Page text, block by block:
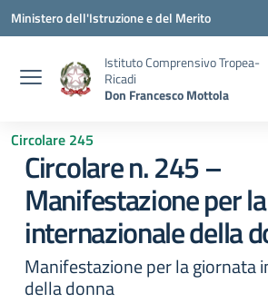
Vai ai contenuti
Vai al menu di navigazione
Vai al footer
Ministero dell'Istruzione e del Merito
Istituto Comprensivo Tropea-
Ricadi
Don Francesco Mottola
Circolare 245
Circolare n. 245 –
Manifestazione per
internazionale della
Manifestazione per la giornata
della donna